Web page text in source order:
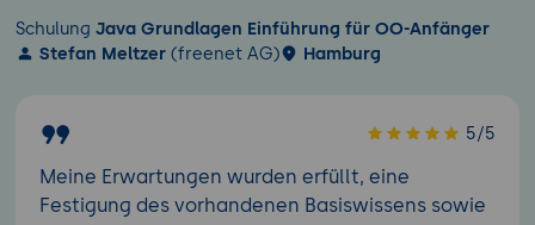
Schulung Java Grundlagen Einführung für OO-Anfänger
Stefan Meltzer (freenet AG) Hamburg
5/5
Meine Erwartungen wurden erfüllt, eine
Festigung des vorhandenen Basiswissens sowie